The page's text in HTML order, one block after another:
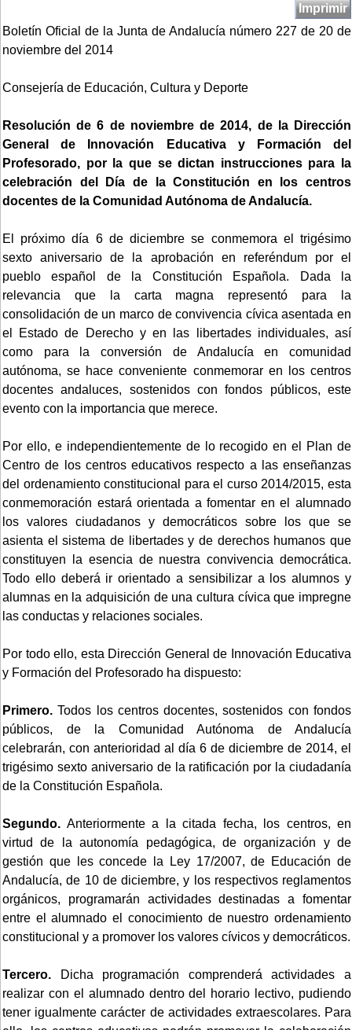
Imprimir
Boletín Oficial de la Junta de Andalucía número 227 de 20 de
noviembre del 2014
Consejería de Educación, Cultura y Deporte
Resolución de 6 de noviembre de 2014, de la Dirección
General de Innovación Educativa y Formación del
Profesorado, por la que se dictan instrucciones para la
celebración del Día de la Constitución en los centros
docentes de la Comunidad Autónoma de Andalucía.
El próximo día 6 de diciembre se conmemora el trigésimo
sexto aniversario de la aprobación en referéndum por el
pueblo español de la Constitución Española. Dada la
relevancia que la carta magna representó para la
consolidación de un marco de convivencia cívica asentada en
el Estado de Derecho y en las libertades individuales, así
como para la conversión de Andalucía en comunidad
autónoma, se hace conveniente conmemorar en los centros
docentes andaluces, sostenidos con fondos públicos, este
evento con la importancia que merece.
Por ello, e independientemente de lo recogido en el Plan de
Centro de los centros educativos respecto a las enseñanzas
del ordenamiento constitucional para el curso 2014/2015, esta
conmemoración estará orientada a fomentar en el alumnado
los valores ciudadanos y democráticos sobre los que se
asienta el sistema de libertades y de derechos humanos que
constituyen la esencia de nuestra convivencia democrática.
Todo ello deberá ir orientado a sensibilizar a los alumnos y
alumnas en la adquisición de una cultura cívica que impregne
las conductas y relaciones sociales.
Por todo ello, esta Dirección General de Innovación Educativa
y Formación del Profesorado ha dispuesto:
Primero. Todos los centros docentes, sostenidos con fondos
públicos, de la Comunidad Autónoma de Andalucía
celebrarán, con anterioridad al día 6 de diciembre de 2014, el
trigésimo sexto aniversario de la ratificación por la ciudadanía
de la Constitución Española.
Segundo. Anteriormente a la citada fecha, los centros, en
virtud de la autonomía pedagógica, de organización y de
gestión que les concede la Ley 17/2007, de Educación de
Andalucía, de 10 de diciembre, y los respectivos reglamentos
orgánicos, programarán actividades destinadas a fomentar
entre el alumnado el conocimiento de nuestro ordenamiento
constitucional y a promover los valores cívicos y democráticos.
Tercero. Dicha programación comprenderá actividades a
realizar con el alumnado dentro del horario lectivo, pudiendo
tener igualmente carácter de actividades extraescolares. Para